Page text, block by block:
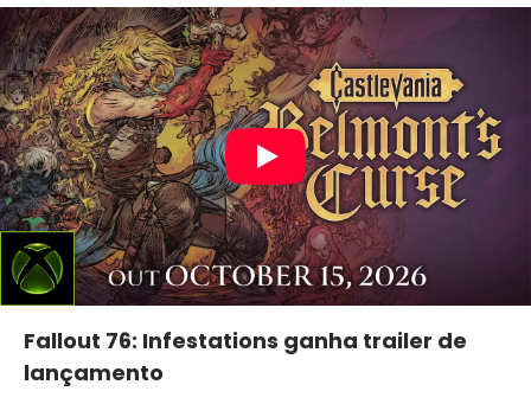
Fallout 76: Infestations ganha trailer de
lançamento